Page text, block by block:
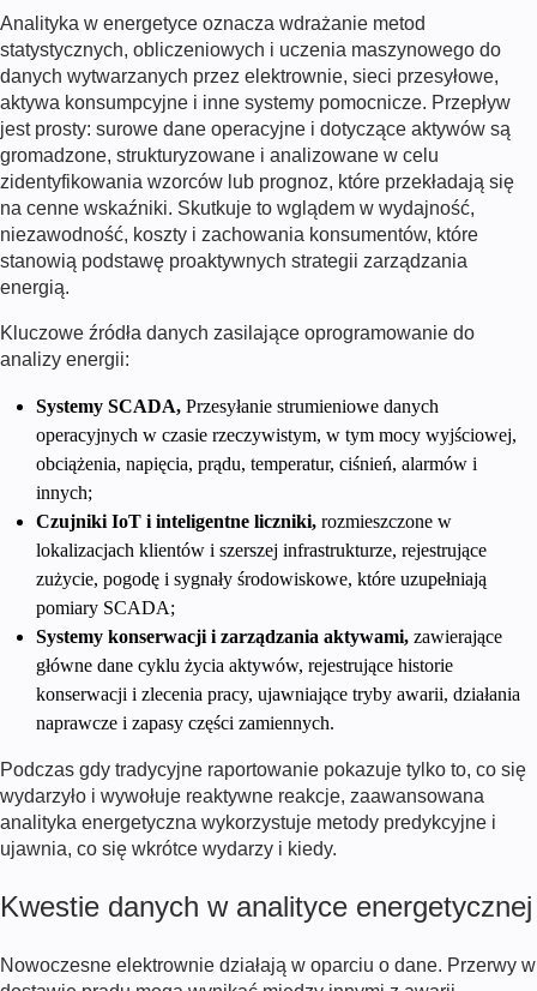
Analityka w energetyce oznacza wdrażanie metod
statystycznych, obliczeniowych i uczenia maszynowego do
danych wytwarzanych przez elektrownie, sieci przesyłowe,
aktywa konsumpcyjne i inne systemy pomocnicze. Przepływ
jest prosty: surowe dane operacyjne i dotyczące aktywów są
gromadzone, strukturyzowane i analizowane w celu
zidentyfikowania wzorców lub prognoz, które przekładają się
na cenne wskaźniki. Skutkuje to wglądem w wydajność,
niezawodność, koszty i zachowania konsumentów, które
stanowią podstawę proaktywnych strategii zarządzania
energią.
Kluczowe źródła danych zasilające oprogramowanie do
analizy energii:
Systemy SCADA, Przesyłanie strumieniowe danych
operacyjnych w czasie rzeczywistym, w tym mocy wyjściowej,
obciążenia, napięcia, prądu, temperatur, ciśnień, alarmów i
innych;
Czujniki IoT i inteligentne liczniki, rozmieszczone w
lokalizacjach klientów i szerszej infrastrukturze, rejestrujące
zużycie, pogodę i sygnały środowiskowe, które uzupełniają
pomiary SCADA;
Systemy konserwacji i zarządzania aktywami, zawierające
główne dane cyklu życia aktywów, rejestrujące historie
konserwacji i zlecenia pracy, ujawniające tryby awarii, działania
naprawcze i zapasy części zamiennych.
Podczas gdy tradycyjne raportowanie pokazuje tylko to, co się
wydarzyło i wywołuje reaktywne reakcje, zaawansowana
analityka energetyczna wykorzystuje metody predykcyjne i
ujawnia, co się wkrótce wydarzy i kiedy.
Kwestie danych w analityce energetycznej
Nowoczesne elektrownie działają w oparciu o dane. Przerwy w